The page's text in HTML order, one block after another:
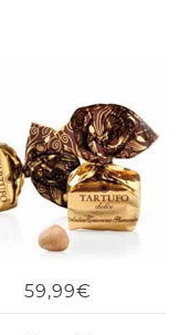
59,99€